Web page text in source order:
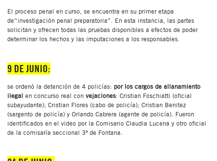
El proceso penal en curso, se encuentra en su primer etapa
de“investigación penal preparatoria”. En esta instancia, las partes
solicitan y ofrecen todas las pruebas disponibles a efectos de poder
determinar los hechos y las imputaciones a los responsables.
9 DE JUNIO:
se ordenó la detención de 4 policías: por los cargos de allanamiento
ilegal en concurso real con vejaciones: Cristian Foschiatti (oficial
subayudante); Cristian Flores (cabo de policía); Cristian Benitez
(sargento de policía) y Orlando Cabrera (agente de policía). Fueron
identificados en el video por la Comisario Claudia Lucena y otro oficial
de la comisaría seccional 3ª de Fontana.